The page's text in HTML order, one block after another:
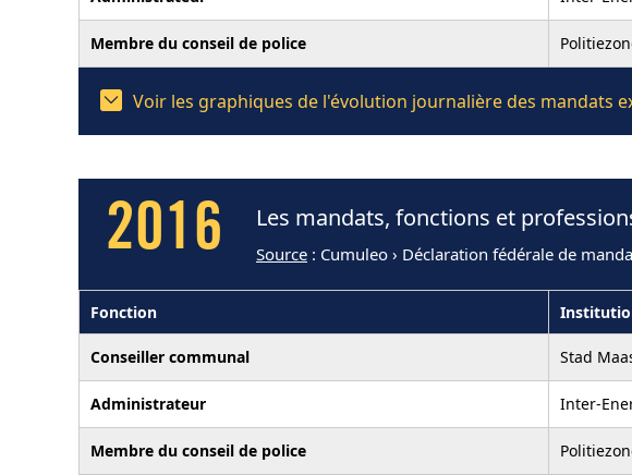
Membre du conseil de police
Voir les graphiques de l'évolution journalière des mandats
2016 Les mandats, fonctions et
Source : Cumuleo › Déclaration fédérale de
Fonction
Conseiller communal Stad
Administrateur Inter-
Membre du conseil de police